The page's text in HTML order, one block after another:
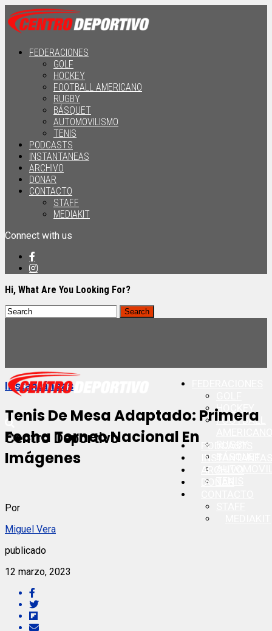
FEDERACIONES
GOLF
HOCKEY
FOOTBALL AMERICANO
RUGBY
BÁSQUET
AUTOMOVILISMO
TENIS
PODCASTS
INSTANTANEAS
ARCHIVO
DONAR
CONTACTO
STAFF
MEDIAKIT
Connect with us
Hi, What Are You Looking For?
Centro Deportivo
HOCKEY
FOOTBALL
PODCASTS
INSTANTANEAS
ARCHIVO
DONAR
Instantáneas
Tenis De Mesa Adaptado: Primera
Fecha Torneo Nacional En
Imágenes
Por
Miguel Vera
publicado
12 marzo, 2023